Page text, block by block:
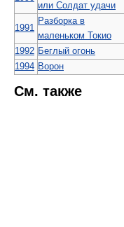
или Солдат удачи
1991
Разборка в
маленьком Токио
1992 Беглый огонь
1994 Ворон
См. также